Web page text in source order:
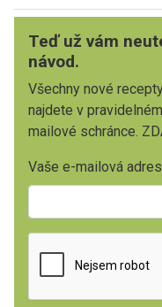
Teď už vám
návod.
Všechny nové
najdete v
mailové schránce.
Vaše e-mailová